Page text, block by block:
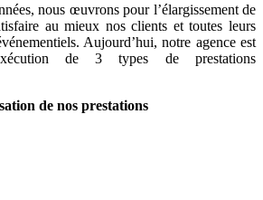
nous œuvrons pour l’élargissement de
au mieux nos clients et toutes leurs
Aujourd’hui, notre agence est
de 3 types de prestations
de nos prestations